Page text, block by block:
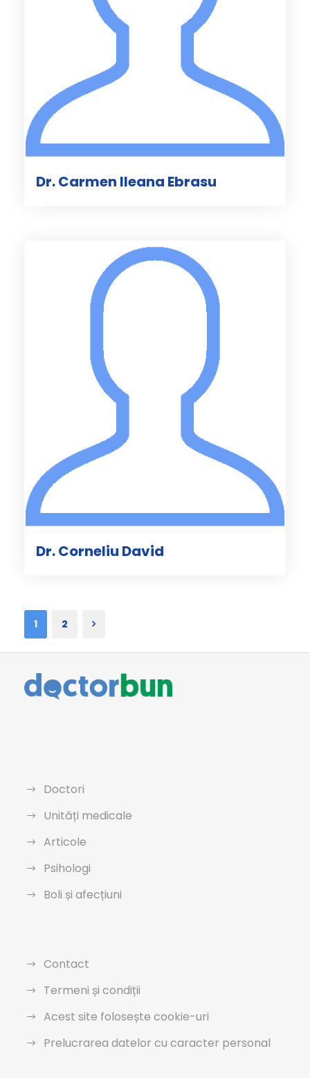
Dr. Carmen Ileana Ebrasu
Dr. Corneliu David
1 2
Doctori
Unități medicale
Articole
Psihologi
Boli și afecțiuni
Contact
Termeni și condiții
Acest site folosește cookie-uri
Prelucrarea datelor cu caracter personal